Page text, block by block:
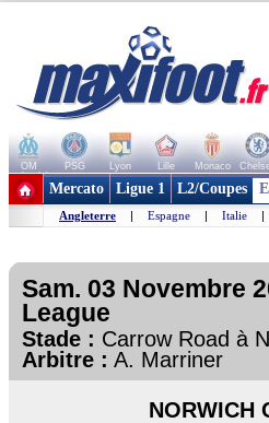
OM PSG Lyon Lille Monaco
+ de clubs
Mercato Ligue 1 L2/Coupes
Angleterre | Espagne | Italie |
Sam. 03 Novembre
League
Stade : Carrow Road à
Arbitre : A. Marriner
NORWICH